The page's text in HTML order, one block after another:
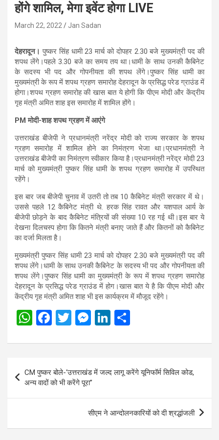
होंगे शामिल, मेगा इवेंट होगा LIVE
March 22, 2022 Jan Sadan
देहरादून। पुष्कर सिंह धामी 23 मार्च को दोपहर 2.30 बजे मुख्यमंत्री पद की
शपथ लेंगे।पहले 3.30 बजे का समय तय था।धामी के साथ उनकी कैबिनेट
के सदस्य भी पद और गोपनीयता की शपथ लेंगे।पुष्कर सिंह धामी का
मुख्यमंत्री के रूप में शपथ ग्रहण समारोह देहरादून के प्रसिद्ध परेड ग्राउंड में
होगा।शपथ ग्रहण समारोह की खास बात ये होगी कि पीएम मोदी और केंद्रीय
गृह मंत्री अमित शाह इस समारोह में शामिल होंगे।
PM मोदी-शाह शपथ ग्रहण में आएंगे
उत्तराखंड बीजेपी ने प्रधानमंत्री नरेंद्र मोदी को राज्य सरकार के शपथ
ग्रहण समारोह में शामिल होने का निमंत्रण भेजा था।प्रधानमंत्री ने
उत्तराखंड बीजेपी का निमंत्रण स्वीकार किया है।प्रधानमंत्री नरेंद्र मोदी 23
मार्च को मुख्यमंत्री पुष्कर सिंह धामी के शपथ ग्रहण समारोह में उपस्थित
रहेंगे।
इस बार जब बीजेपी चुनाव में उतरी तो तब 10 कैबिनेट मंत्री सरकार में थे।
उससे पहले 12 कैबिनेट मंत्री थे. हरक सिंह रावत और यशपाल आर्य के
बीजेपी छोड़ने के बाद कैबिनेट मंत्रियों की संख्या 10 रह गई थी।इस बार ये
देखना दिलचस्प होगा कि कितने मंत्री बनाए जाते हैं और कितनों को कैबिनेट
का दर्जा मिलता है।
मुख्यमंत्री पुष्कर सिंह धामी 23 मार्च को दोपहर 2.30 बजे मुख्यमंत्री पद की
शपथ लेंगे।धामी के साथ उनकी कैबिनेट के सदस्य भी पद और गोपनीयता की
शपथ लेंगे।पुष्कर सिंह धामी का मुख्यमंत्री के रूप में शपथ ग्रहण समारोह
देहरादून के प्रसिद्ध परेड ग्राउंड में होग।खास बात ये है कि पीएम मोदी और
केंद्रीय गृह मंत्री अमित शाह भी इस कार्यक्रम में मौजूद रहेंगे।
W
at
s
A
p
F
ce
b
o
o
T
tt
M
se
n
g
er
Li
ke
n
ar
e
navigation
CM पुष्कर बोले-‘उत्तराखंड में जल्द लागू करेंगे यूनिफॉर्म सिविल कोड,
अन्य वादों को भी करेंगे पूरा”
सीएम ने आन्‍दोलनकारियों को दी श्रद्धांजली